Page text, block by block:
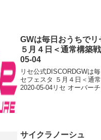
GWは毎日おうちでリ
５月４日＜通常構築
05-04
リセ公式DISCORDGWは
セフェスタ ５月４日＜通
2020-05-04リセ オーバーチ
サイクラノーシュ